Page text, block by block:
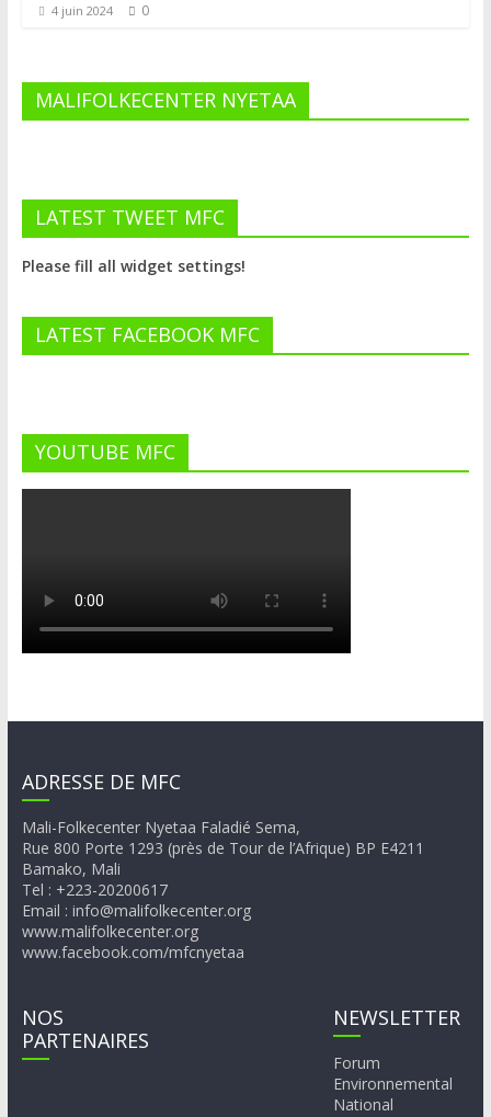
4 juin 2024 0
MALIFOLKECENTER NYETAA
LATEST TWEET MFC
Please fill all widget settings!
LATEST FACEBOOK MFC
YOUTUBE MFC
ADRESSE DE MFC
Mali-Folkecenter Nyetaa Faladié Sema,
Rue 800 Porte 1293 (près de Tour de l’Afrique) BP E4211
Bamako, Mali
Tel : +223-20200617
Email : info@malifolkecenter.org
www.malifolkecenter.org
www.facebook.com/mfcnyetaa
NOS
PARTENAIRES
NEWSLETTER
Forum
Environnemental
National